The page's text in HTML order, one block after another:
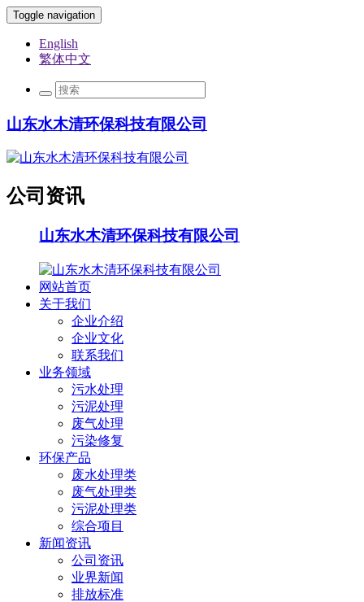
Toggle navigation
English
繁体中文
山东水木清环保科技有限公司
公司资讯
山东水木清环保科技有限公司
网站首页
关于我们
企业介绍
企业文化
联系我们
业务领域
污水处理
污泥处理
废气处理
污染修复
环保产品
废水处理类
废气处理类
污泥处理类
综合项目
新闻资讯
公司资讯
业界新闻
排放标准